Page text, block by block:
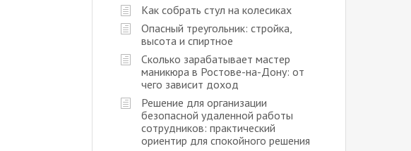
Как собрать стул на колесиках
Опасный треугольник: стройка,
высота и спиртное
Сколько зарабатывает мастер
маникюра в Ростове-на-Дону: от
чего зависит доход
Решение для организации
безопасной удаленной работы
сотрудников: практический
ориентир для спокойного решения